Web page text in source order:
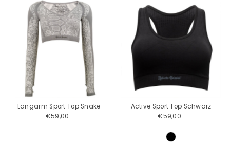
Langarm Sport Top Snake
Regulärer
€59,00
Active Sport Top Schwarz
Regulärer
€59,00